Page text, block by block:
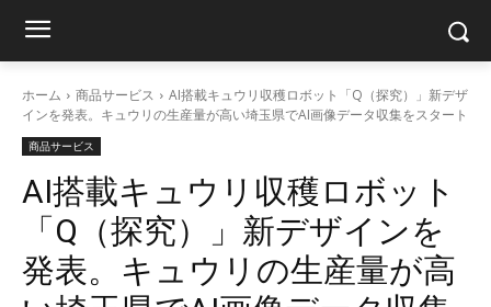
ホーム 商品サービス
AI搭載キュウリ収穫ロボット「Q（探究）」新デザ
インを発表。キュウリの生産量が高い埼玉県でAI画像データ収集をスタート
商品サービス
AI搭載キュウリ収穫ロボット
「Q（探究）」新デザインを
発表。キュウリの生産量が高